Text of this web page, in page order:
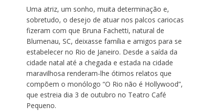
Uma atriz, um sonho, muita determinação e,
sobretudo, o desejo de atuar nos palcos cariocas
fizeram com que Bruna Fachetti, natural de
Blumenau, SC, deixasse família e amigos para se
estabelecer no Rio de Janeiro. Desde a saída da
cidade natal até a chegada e estada na cidade
maravilhosa renderam-lhe ótimos relatos que
compõem o monólogo “O Rio não é Hollywood”,
que estreia dia 3 de outubro no Teatro Café
Pequeno.